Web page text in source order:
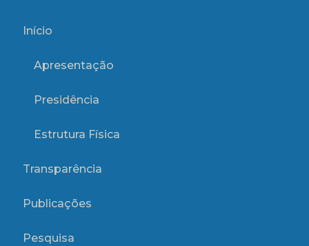
Início
Apresentação
Presidência
Estrutura Física
Transparência
Publicações
Pesquisa